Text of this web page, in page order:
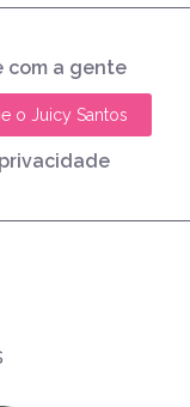
com a gente
o Juicy Santos